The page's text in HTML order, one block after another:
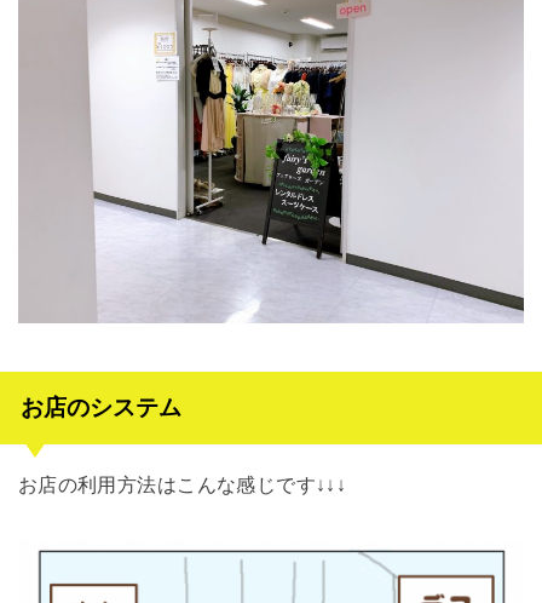
お店のシステム
お店の利用方法はこんな感じです↓↓↓